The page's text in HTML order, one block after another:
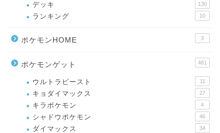
デッキ 130
ランキング 10
ポケモンHOME 3
ポケモンゲット 461
ウルトラビースト 11
キョダイマックス 27
キラポケモン 4
シャドウポケモン 46
ダイマックス 34